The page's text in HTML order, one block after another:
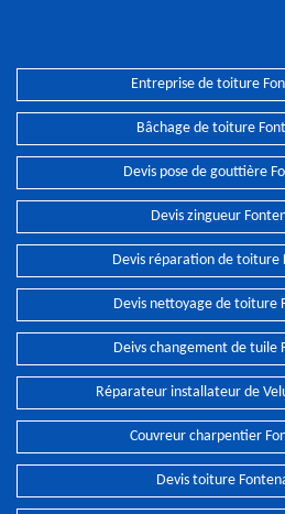
Entreprise de toiture
Bâchage de toiture
Devis pose de gouttière
Devis zingueur
Devis réparation de toiture
Devis nettoyage de toiture
Deivs changement de tuile
Réparateur installateur de
Couvreur charpentier
Devis toiture